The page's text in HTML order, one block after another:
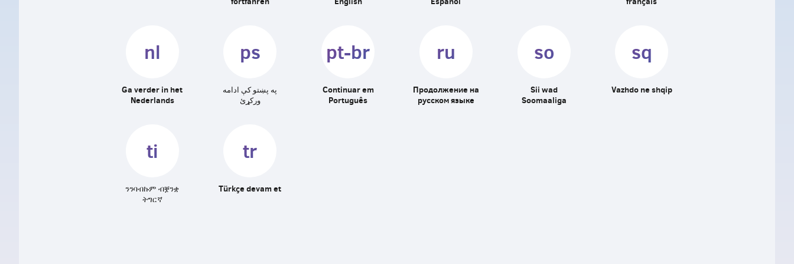
nl
Ga verder in het
Nederlands
ps
په پښتو کې ادامه
ورکړئ
pt-br
Continuar em
Português
ru
Продолжение на
русском языке
so
Sii wad
Soomaaliga
sq
Vazhdo ne shqip
ti
ንንባብኩም ብቛንቋ
ትግርኛ
tr
Türkçe devam et